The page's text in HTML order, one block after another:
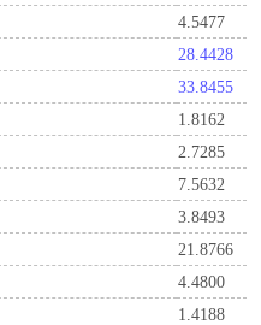
4.5477
28.4428
33.8455
1.8162
2.7285
7.5632
3.8493
21.8766
4.4800
1.4188